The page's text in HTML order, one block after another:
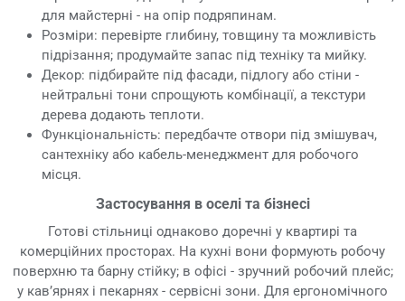
для майстерні - на опір подряпинам.
Розміри: перевірте глибину, товщину та можливість
підрізання; продумайте запас під техніку та мийку.
Декор: підбирайте під фасади, підлогу або стіни -
нейтральні тони спрощують комбінації, а текстури
дерева додають теплоти.
Функціональність: передбачте отвори під змішувач,
сантехніку або кабель-менеджмент для робочого
місця.
Застосування в оселі та бізнесі
Готові стільниці однаково доречні у квартирі та
комерційних просторах. На кухні вони формують робочу
поверхню та барну стійку; в офісі - зручний робочий плейс;
у кав’ярнях і пекарнях - сервісні зони. Для ергономічного